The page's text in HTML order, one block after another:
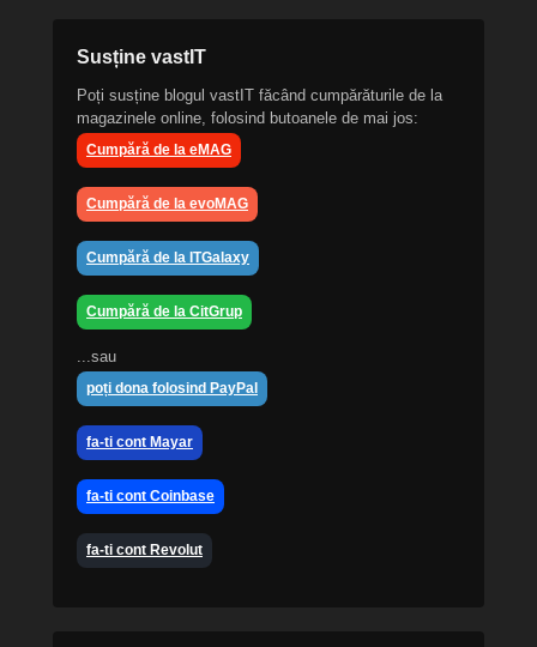
Susține vastIT
Poți susține blogul vastIT făcând cumpărăturile de la
magazinele online, folosind butoanele de mai jos:
Cumpără de la eMAG
Cumpără de la evoMAG
Cumpără de la ITGalaxy
Cumpără de la CitGrup
...sau
poți dona folosind PayPal
fa-ti cont Mayar
fa-ti cont Coinbase
fa-ti cont Revolut